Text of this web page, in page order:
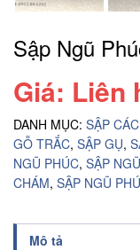
Sập Ngũ
Giá: Liên
DANH MỤC: SẬP
GỖ TRẮC, SẬP GỤ,
NGŨ PHÚC, SẬP
CHÁM, SẬP NGŨ
Mô tả